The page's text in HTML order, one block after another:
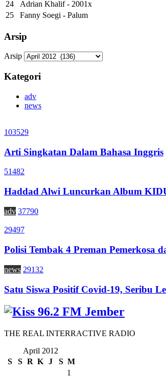
24
Adrian Khalif - 2001x
25
Fanny Soegi - Palum
Arsip
Arsip
Kategori
adv
news
103529
Arti Singkatan Dalam Bahasa Inggris
51482
Haddad Alwi Luncurkan Album
adv 37790
29497
Polisi Tembak 4 Preman Pemerkosa
news 29132
Satu Siswa Positif Covid-19, Seribu
THE REAL INTERRACTIVE RADIO
April 2012
S
S R K J S M
1